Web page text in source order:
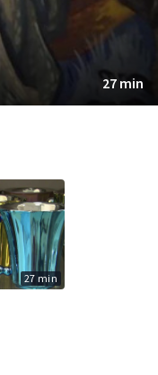
27 min
27 min